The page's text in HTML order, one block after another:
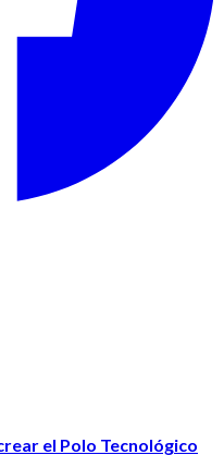
el Polo Tecnológico